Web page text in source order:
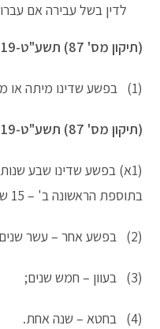
לדין בשל עבירה אם
(תיקון מס' 87) תשע"ט-2019
(1) בפשע שדינו מיתה או מאסר עולם – שלושים שנים;
(תיקון מס' 87) תשע"ט-2019
(1א) בפשע שדינו שבע
בתוספת הראשונה ב' – 15 שנים;
(2) בפשע אחר – עשר שנים;
(3) בעוון – חמש שנים;
(4) בחטא – שנה אחת.